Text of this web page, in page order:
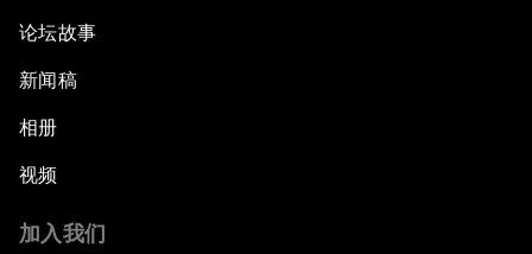
论坛故事
新闻稿
相册
视频
加入我们